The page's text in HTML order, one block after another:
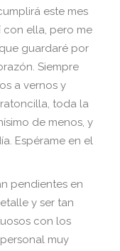
este mes
con ella, pero me
guardaré por
Siempre
a vernos y
toda la
de menos, y
Espérame en el
pendientes en
y ser tan
con los
muy